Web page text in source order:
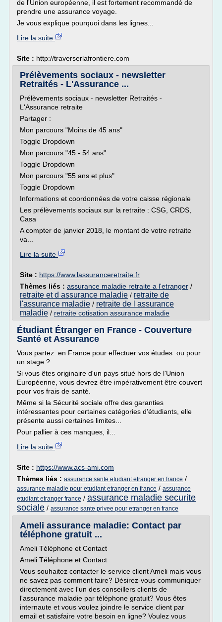
de l'Union européenne, il est fortement recommandé de
prendre une assurance voyage.
Je vous explique pourquoi dans les lignes...
Lire la suite
Site : http://traverserlafrontiere.com
Prélèvements sociaux - newsletter
Retraités - L'Assurance ...
Prélèvements sociaux - newsletter Retraités -
L'Assurance retraite
Partager :
Mon parcours "Moins de 45 ans"
Toggle Dropdown
Mon parcours "45 - 54 ans"
Toggle Dropdown
Mon parcours "55 ans et plus"
Toggle Dropdown
Informations et coordonnées de votre caisse régionale
Les prélèvements sociaux sur la retraite : CSG, CRDS,
Casa
A compter de janvier 2018, le montant de votre retraite
va...
Lire la suite
Site : https://www.lassuranceretraite.fr
Thèmes liés : assurance maladie retraite a l'etranger /
retraite et d assurance maladie / retraite de
l'assurance maladie / retraite de l assurance
maladie / retraite cotisation assurance maladie
Étudiant Étranger en France - Couverture
Santé et Assurance
Vous partez en France pour effectuer vos études ou pour
un stage ?
Si vous êtes originaire d'un pays situé hors de l'Union
Européenne, vous devrez être impérativement être couvert
pour vos frais de santé.
Même si la Sécurité sociale offre des garanties
intéressantes pour certaines catégories d'étudiants, elle
présente aussi certaines limites...
Pour pallier à ces manques, il...
Lire la suite
Site : https://www.acs-ami.com
Thèmes liés : assurance sante etudiant etranger en france /
assurance maladie pour etudiant etranger en france / assurance
etudiant etranger france / assurance maladie securite
sociale / assurance sante privee pour etranger en france
Ameli assurance maladie: Contact par
téléphone gratuit ...
Ameli Téléphone et Contact
Ameli Téléphone et Contact
Vous souhaitez contacter le service client Ameli mais vous
ne savez pas comment faire? Désirez-vous communiquer
directement avec l'un des conseillers clients de
l'assurance maladie par téléphone gratuit? Vous êtes
internaute et vous voulez joindre le service client par
email et satisfaire votre besoin en ligne? Voulez vous